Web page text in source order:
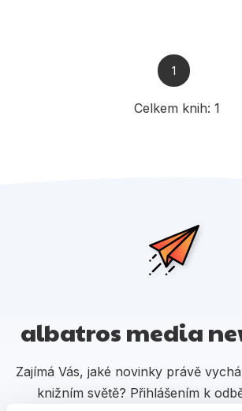
Příroda a zahrada
Zdraví a životní styl
Všechny kategorie
Celkem knih: 1
1
albatros media
Zajímá Vás, jaké novinky právě
knižním světě? Přihlášením k